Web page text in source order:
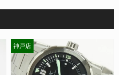
神戸店